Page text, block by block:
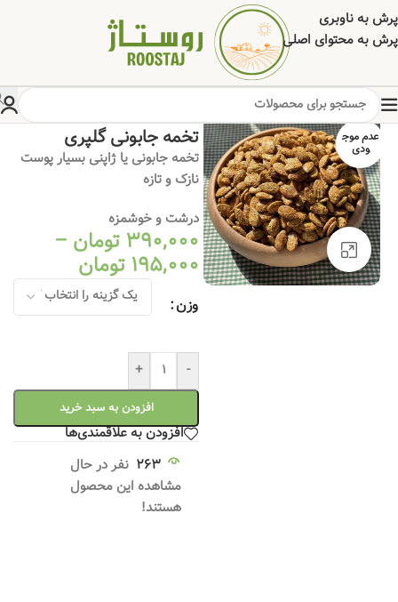
پرش به ناوبری
پرش به محتوای اصلی
عدم موج
ودی
برای بزرگنمایی کلیک کنید
آجیل
تخمه جابونی گلپری
تخمه جابونی یا ژاپنی بسیار پوست
نازک و تازه
درشت و خوشمزه
390,000 تومان –
195,000 تومان
وزن
-
+
افزودن به سبد خرید
افزودن به علاقمندی‌ها
263 نفر در حال
مشاهده این محصول
هستند!